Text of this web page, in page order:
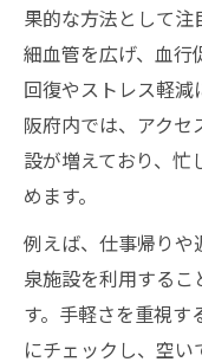
果的な方法として注
細血管を広げ、血行
回復やストレス軽減
阪府内では、アク
設が増えており、忙
めます。
例えば、仕事帰り
泉施設を利用する
す。手軽さを重視
にチェックし、空